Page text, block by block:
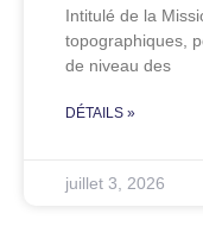
Intitulé de la
topographiques,
de niveau des
DÉTAILS »
juillet 3, 2026